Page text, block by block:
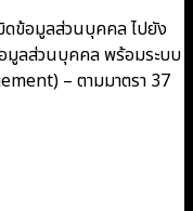
ดข้อมูลส่วนบุคคล ไปยัง
มูลส่วนบุคคล พร้อมระบบ
– ตามมาตรา 37